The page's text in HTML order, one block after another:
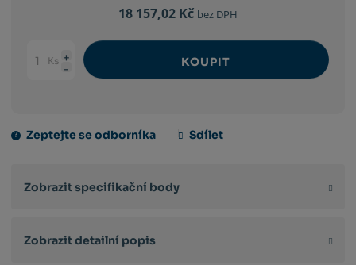
18 157,02 Kč bez DPH
Změnit
Navýšit
Snížit
Ks KOUPIT
Zeptejte se odborníka Sdílet
Zobrazit specifikační body
Zobrazit detailní popis